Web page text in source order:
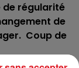
de régularité
de
Coup de